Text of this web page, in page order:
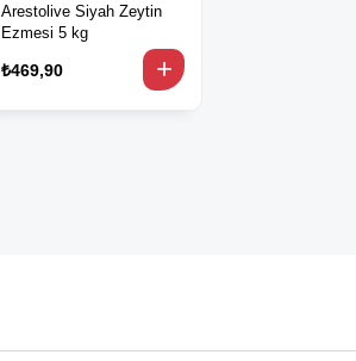
Arestolive Siyah Zeytin
Ezmesi 5 kg
₺469,90